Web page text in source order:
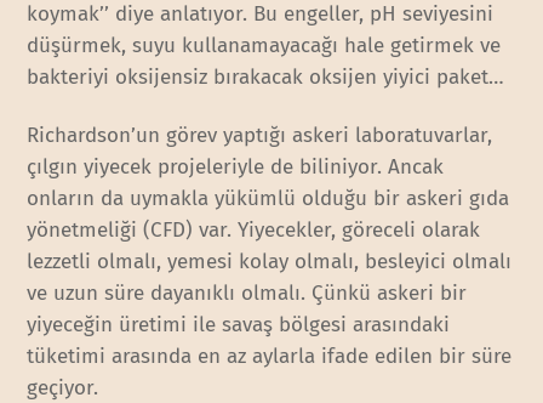
koymak’’ diye anlatıyor. Bu engeller, pH seviyesini
düşürmek, suyu kullanamayacağı hale getirmek ve
bakteriyi oksijensiz bırakacak oksijen yiyici paket…
Richardson’un görev yaptığı askeri laboratuvarlar,
çılgın yiyecek projeleriyle de biliniyor. Ancak
onların da uymakla yükümlü olduğu bir askeri gıda
yönetmeliği (CFD) var. Yiyecekler, göreceli olarak
lezzetli olmalı, yemesi kolay olmalı, besleyici olmalı
ve uzun süre dayanıklı olmalı. Çünkü askeri bir
yiyeceğin üretimi ile savaş bölgesi arasındaki
tüketimi arasında en az aylarla ifade edilen bir süre
geçiyor.